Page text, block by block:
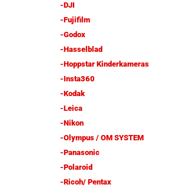
-DJI
-Fujifilm
-Godox
-Hasselblad
-Hoppstar Kinderkameras
-Insta360
-Kodak
-Leica
-Nikon
-Olympus / OM SYSTEM
-Panasonic
-Polaroid
-Ricoh/ Pentax